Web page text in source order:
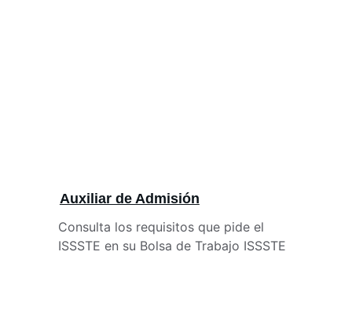
Auxiliar de Admisión
Consulta los requisitos que pide el
ISSSTE en su Bolsa de Trabajo ISSSTE